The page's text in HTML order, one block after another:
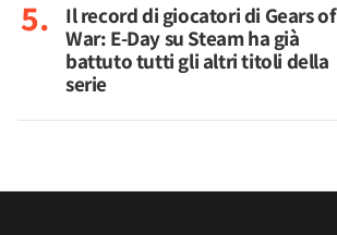
Il record di giocatori di Gears of
War: E-Day su Steam ha già
battuto tutti gli altri titoli della
serie